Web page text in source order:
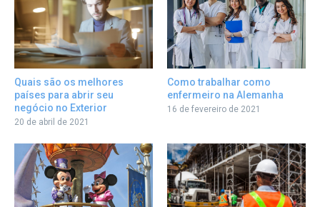
Quais são os melhores
países para abrir seu
negócio no Exterior
20 de abril de 2021
Como trabalhar como
enfermeiro na Alemanha
16 de fevereiro de 2021